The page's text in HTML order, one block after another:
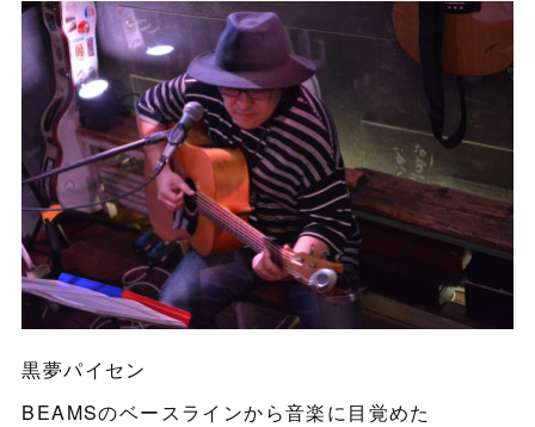
黒夢パイセン
BEAMSのベースラインから音楽に目覚めた